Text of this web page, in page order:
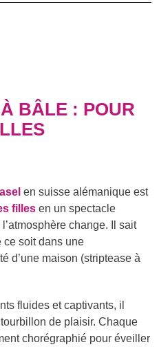
BÂLE : POUR
en suisse alémanique est
filles en un spectacle
change. Il sait
ce soit dans une
d’une maison (striptease à
fluides et captivants, il
de plaisir. Chaque
chorégraphié pour éveiller